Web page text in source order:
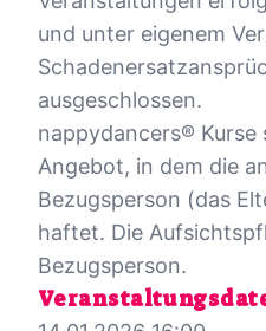
und unter eigenem
ausgeschlossen.
nappydancers®
Angebot, in dem die
Bezugsperson (das
haftet. Die